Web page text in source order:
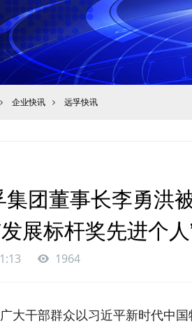
普通化工
电子行业
家居建材
企业快讯 远孚快讯
集团董事长李勇洪
展标杆奖先进个
1964
大干部群众以习近平新时代中